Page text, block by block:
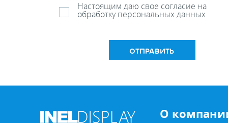
Настоящим даю свое согласие на
обработку персональных данных
ОТПРАВИТЬ
О